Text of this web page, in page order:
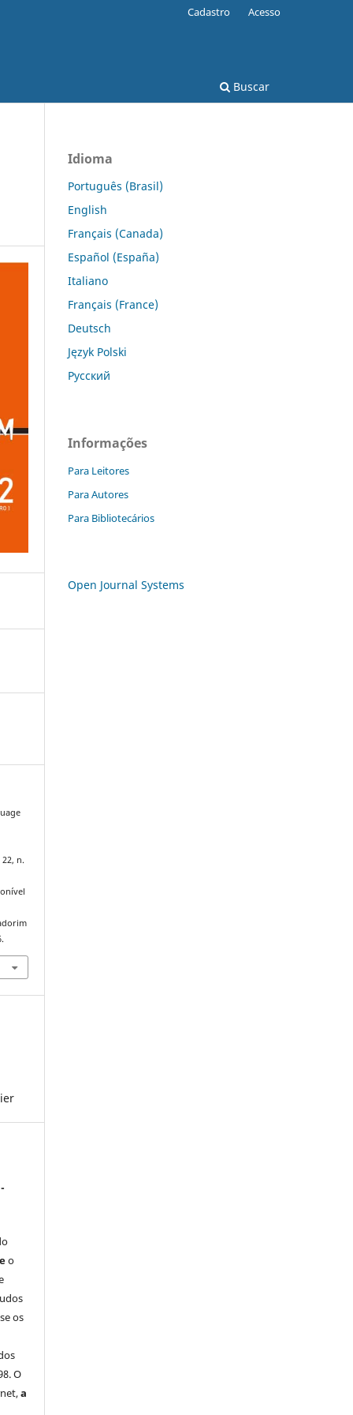
Buscar
Cadastro Acesso
n.
o
os
O
a
Idioma
Português (Brasil)
English
Français (Canada)
Español (España)
Italiano
Français (France)
Deutsch
Język Polski
Русский
Informações
Para Leitores
Para Autores
Para Bibliotecários
Open Journal Systems